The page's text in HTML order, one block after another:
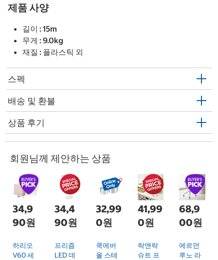
제품 사양
길이 : 15m
무게 : 9.0kg
재질 : 플라스틱 외
스펙
배송 및 환불
상품 후기
회원님께 제안하는 상품
34,9
90원
하리오
V60 세
34,4
90원
프리즘
LED 데
32,99
0원
쿡에버
올 스테
41,99
0원
락앤락
슈트 프
68,9
00원
에르먼
루노 라